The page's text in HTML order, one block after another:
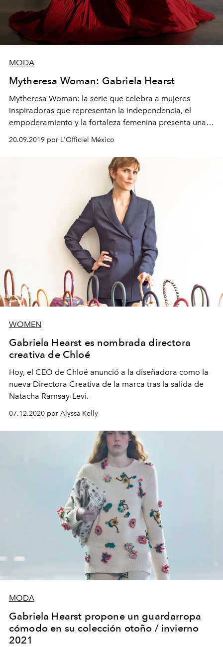
MODA
Mytheresa Woman: Gabriela Hearst
Mytheresa Woman: la serie que celebra a mujeres
inspiradoras que representan la independencia, el
empoderamiento y la fortaleza femenina presenta una
colección cápsula en colaboración con la
diseñadora Gabriela Hearst.
20.09.2019 por L'Officiel México
WOMEN
Gabriela Hearst es nombrada directora
creativa de Chloé
Hoy, el CEO de Chloé anunció a la diseñadora como la
nueva Directora Creativa de la marca tras la salida de
Natacha Ramsay-Levi.
07.12.2020 por Alyssa Kelly
MODA
Gabriela Hearst propone un guardarropa
cómodo en su colección otoño / invierno
2021